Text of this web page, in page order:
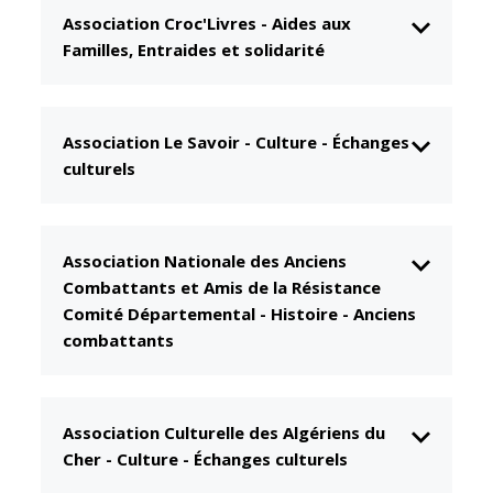
CCAS
Conseil
Accueil de jour
L'EHPAD
Santé
Centre de
santé
Établissements
de soins
Culture
Théâtre Mac-
Conservatoire
Ateliers arts
Not'île
Association Croc'Livres -Aides aux
Familles, Entraides et solidarité
Association Le Savoir - Culture - Échanges
culturels
Association Nationale des Anciens
Combattants et Amis de la Résistance
Comité Départemental - Histoire - Anciens
combattants
Association Culturelle des Algériens du
Cher - Culture - Échanges culturels